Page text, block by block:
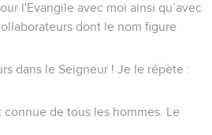
l'Evangile avec moi ainsi qu’avec
dont le nom figure
dans le Seigneur ! Je le répète :
de tous les hommes. Le